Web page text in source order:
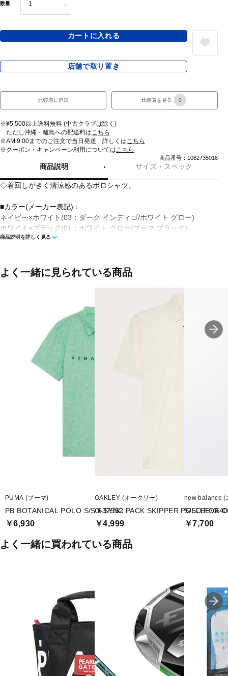
数量
カートに入れる
店舗で取り置き
比較表に追加 比較表を見る 0
※¥5,500以上送料無料 (中古クラブは除く)
ただし沖縄・離島への配送料は こちら
※AM 9:00までのご注文で当日発送 詳しくは こちら
※クーポン・キャンペーン利用については こちら
商品番号：1062735016
商品説明 サイズ・スペック
◇着回しがきく清涼感のあるポロシャツ。
■カラー(メーカー表記)：
ネイビー×ホワイト(03：ダーク インディゴ/ホワイト グロー)
ホワイト×ブラック(01：ホワイト グロー/プーマ ブラック)
■ネックタイプ：その他
■2026春夏モデル26SS
■メーカー型番：638664
商品説明を詳しく見る
よく一緒に見られている商品
PUMA (プーマ)
PB BOTANICAL POLO S/S 637952
￥6,930
OAKLEY (オークリー)
O-SYNC PACK SKIPPER POLO
￥4,999
new balance (
S/SLEEVE
￥7,700
よく一緒に買われている商品